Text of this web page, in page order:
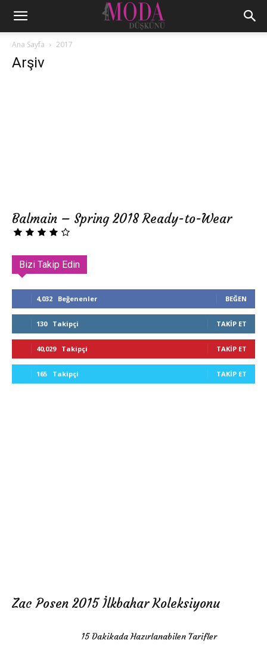
Ana Sayfa 2017
Arşiv
Balmain – Spring 2018 Ready-to-Wear
Bizi Takip Edin
4,032 Beğenenler BEĞEN
130 Takipçi TAKIP ET
40,029 Takipçi TAKIP ET
165 Takipçi TAKIP ET
Zac Posen 2015 İlkbahar Koleksiyonu
15 Dakikada Hazırlanabilen Tarifler